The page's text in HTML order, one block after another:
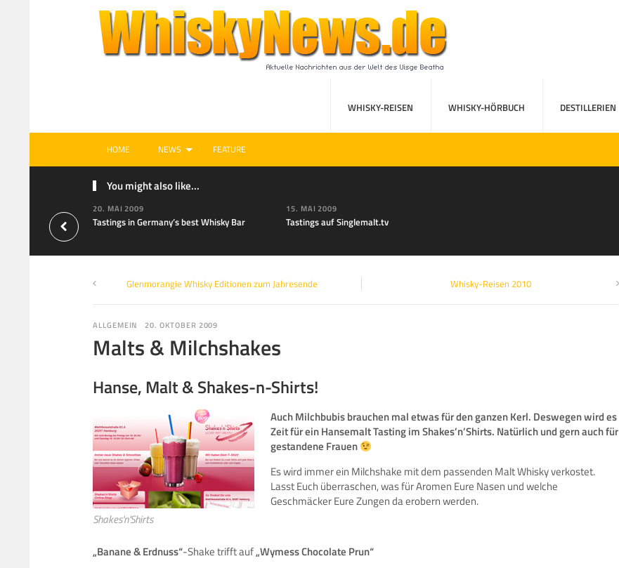
WHISKY-REISEN WHISKY-HÖRBUCH DESTILLERIEN
HOME NEWS FEATURE
You might also like...
20. MAI 2009
Tastings in Germany’s best Whisky Bar
15. MAI 2009
Tastings auf Singlemalt.tv
Glenmorangie Whisky Editionen zum Jahresende Whisky-Reisen 2010
ALLGEMEIN 20. OKTOBER 2009
Malts & Milchshakes
Hanse, Malt & Shakes-n-Shirts!
Shakes'n'Shirts
Auch Milchbubis brauchen mal etwas für den ganzen Kerl. Deswegen wird es
Zeit für ein Hansemalt Tasting im Shakes’n’Shirts. Natürlich und gern auch für
gestandene Frauen
Es wird immer ein Milchshake mit dem passenden Malt Whisky verkostet.
Lasst Euch überraschen, was für Aromen Eure Nasen und welche
Geschmäcker Eure Zungen da erobern werden.
„Banane & Erdnuss“-Shake trifft auf„Wymess Chocolate Prun“